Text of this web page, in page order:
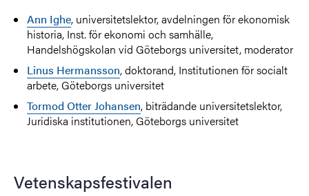
Ann Ighe, universitetslektor, avdelningen för ekonomisk
historia, Inst. för ekonomi och samhälle,
Handelshögskolan vid Göteborgs universitet, moderator
Linus Hermansson, doktorand, Institutionen för socialt
arbete, Göteborgs universitet
Tormod Otter Johansen, biträdande universitetslektor,
Juridiska institutionen, Göteborgs universitet
Vetenskapsfestivalen